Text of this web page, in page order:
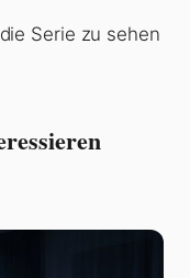
Serie zu sehen